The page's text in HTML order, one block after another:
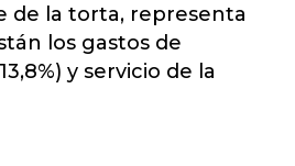
de la torta, representa
los gastos de
y servicio de la